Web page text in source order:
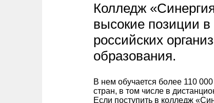
Колледж
высокие позиции в
российских
образования.
В нем обучается более 110 000
стран, в том числе в
Если поступить в колледж